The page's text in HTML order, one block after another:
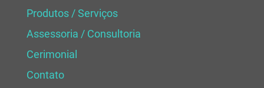
Produtos / Serviços
Assessoria / Consultoria
Cerimonial
Contato